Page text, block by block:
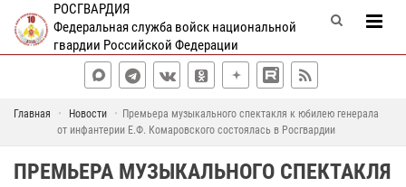
РОСГВАРДИЯ
Федеральная служба войск национальной
гвардии Российской Федерации
Главная Новости
Премьера музыкального спектакля к юбилею генерала
от инфантерии Е.Ф. Комаровского состоялась в Росгвардии
ПРЕМЬЕРА МУЗЫКАЛЬНОГО СПЕКТАКЛЯ